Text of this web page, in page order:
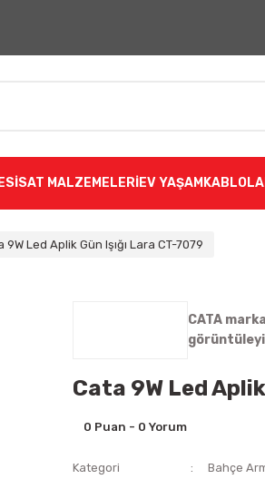
MALZEMELERİEV YAŞAM
9W Led Aplik Gün Işığı Lara CT-7079
CATA
Cata 9W Led
0 Puan - 0 Yorum
Kategori
Bahçe